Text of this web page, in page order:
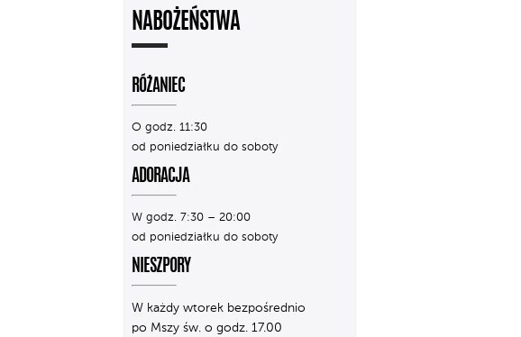
NABOŻEŃSTWA
RÓŻANIEC
O godz. 11:30
od poniedziałku do soboty
ADORACJA
W godz. 7:30 – 20:00
od poniedziałku do soboty
NIESZPORY
W każdy wtorek bezpośrednio
po Mszy św. o godz. 17.00